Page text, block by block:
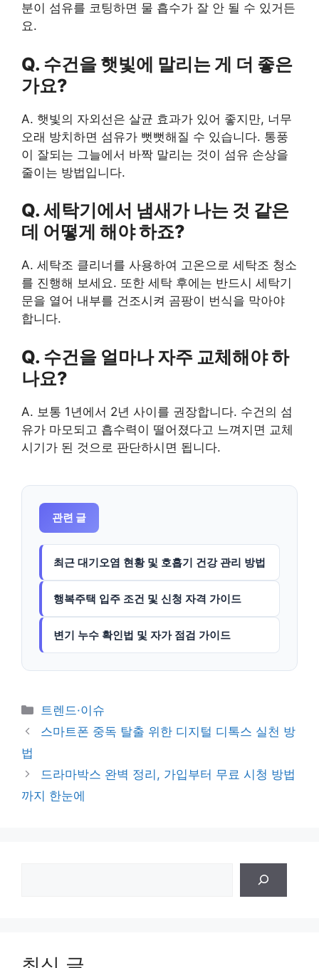
분이 섬유를 코팅하면 물 흡수가 잘 안 될 수 있거든
요.
Q. 수건을 햇빛에 말리는 게 더 좋은
가요?
A. 햇빛의 자외선은 살균 효과가 있어 좋지만, 너무
오래 방치하면 섬유가 뻣뻣해질 수 있습니다. 통풍
이 잘되는 그늘에서 바짝 말리는 것이 섬유 손상을
줄이는 방법입니다.
Q. 세탁기에서 냄새가 나는 것 같은
데 어떻게 해야 하죠?
A. 세탁조 클리너를 사용하여 고온으로 세탁조 청소
를 진행해 보세요. 또한 세탁 후에는 반드시 세탁기
문을 열어 내부를 건조시켜 곰팡이 번식을 막아야
합니다.
Q. 수건을 얼마나 자주 교체해야 하
나요?
A. 보통 1년에서 2년 사이를 권장합니다. 수건의 섬
유가 마모되고 흡수력이 떨어졌다고 느껴지면 교체
시기가 된 것으로 판단하시면 됩니다.
관련 글
최근 대기오염 현황 및 호흡기 건강 관리 방법
행복주택 입주 조건 및 신청 자격 가이드
변기 누수 확인법 및 자가 점검 가이드
카
테
트렌드·이슈
스마트폰 중독 탈출 위한 디지털 디톡스 실천 방
법
드라마박스 완벽 정리, 가입부터 무료 시청 방법
까지 한눈에